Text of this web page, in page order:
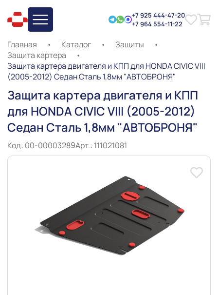
+7 925 444-47-20
+7 964 554-11-22
Главная • Каталог • Защиты
•
Защита картера
•
Защита картера двигателя и КПП для HONDA CIVIC VIII
(2005-2012) Седан Сталь 1,8мм "АВТОБРОНЯ"
Защита картера двигателя и КПП
для HONDA CIVIC VIII (2005-2012)
Седан Сталь 1,8мм "АВТОБРОНЯ"
Код: 00-00003289Арт.: 111021081